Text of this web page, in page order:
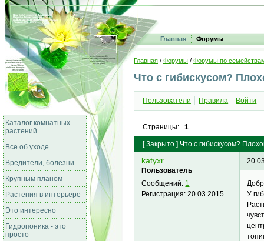
Главная Форумы
Каталог комнатных
растений
Все об уходе
Вредители, болезни
Крупным планом
Растения в интерьере
Это интересно
Гидропоника - это
просто
Главная / Форумы / Форумы по
Что с гибискусом?
Пользователи Правила Войти
Страницы: 1
[Закрыто] Что с гибискусом?
katyxr
Пользователь
Сообщений: 1
Регистрация:20.03.2015
У